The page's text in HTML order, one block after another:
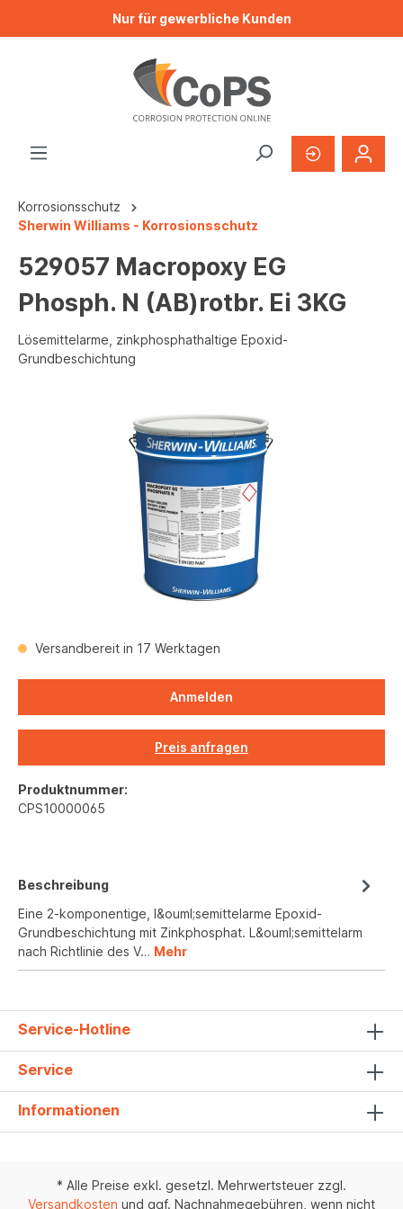
Nur für gewerbliche Kunden
Korrosionsschutz
Sherwin Williams - Korrosionsschutz
529057 Macropoxy EG
Phosph. N (AB)rotbr. Ei 3KG
Lösemittelarme, zinkphosphathaltige Epoxid-
Grundbeschichtung
Versandbereit in 17 Werktagen
Anmelden
Preis anfragen
Produktnummer:
CPS10000065
Beschreibung
Eine 2-komponentige, l&ouml;semittelarme Epoxid-
Grundbeschichtung mit Zinkphosphat. L&ouml;semittelarm
nach Richtlinie des V… Mehr
Service-Hotline
Service
Informationen
* Alle Preise exkl. gesetzl. Mehrwertsteuer zzgl.
Versandkosten und ggf. Nachnahmegebühren, wenn nicht